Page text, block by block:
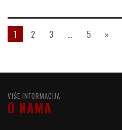
1 2 3 … 5 »
VIŠE INFORMACIJA
O NAMA